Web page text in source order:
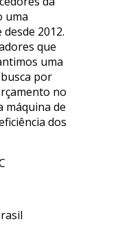
uma
2012.
que
uma
por
no
máquina de
dos